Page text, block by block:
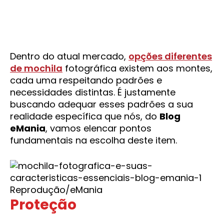
Dentro do atual mercado, opções diferentes
de mochila fotográfica existem aos montes,
cada uma respeitando padrões e
necessidades distintas. É justamente
buscando adequar esses padrões a sua
realidade específica que nós, do Blog
eMania, vamos elencar pontos
fundamentais na escolha deste item.
Reprodução/eMania
Proteção